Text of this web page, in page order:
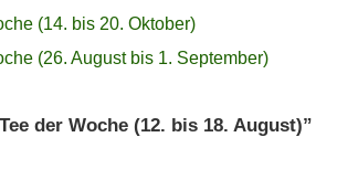
(14. bis 20. Oktober)
(26. August bis 1. September)
der Woche (12. bis 18. August)”